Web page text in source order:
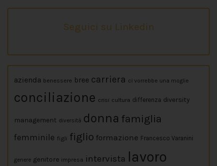
Seguici su Linkedin
azienda benessere bree carriera ci vorrebbe una moglie
conciliazione crisi cultura differenza diversity
management diversità donna famiglia
femminile figli figlio formazione Francesco Varanini
genere genitore impresa intervista lavoro